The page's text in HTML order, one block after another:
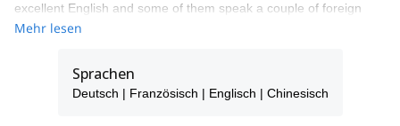
excellent English and some of them speak a couple of foreign
languages.
terrain of African roads in order to withstand the harsh terrain
while offering game-viewing comfort. In addition they are fitted
with HF radio communications and all passengers are
Mehr lesen
Sprachen
Deutsch | Französisch | Englisch | Chinesisch